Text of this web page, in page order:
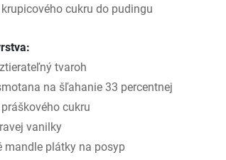
krupicového cukru do pudingu
tvaroh
na šľahanie 33 percentnej
práškového cukru
vanilky
mandle plátky na posyp